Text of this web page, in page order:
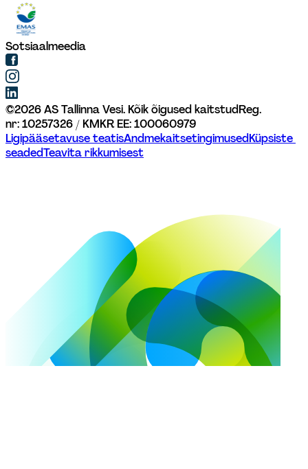
Sotsiaalmeedia
©2026AS Tallinna Vesi. Kõik õigused kaitstudReg.
nr: 10257326 / KMKR EE: 100060979
Ligipääsetavuse teatisAndmekaitsetingimusedKüpsiste
seadedTeavita rikkumisest